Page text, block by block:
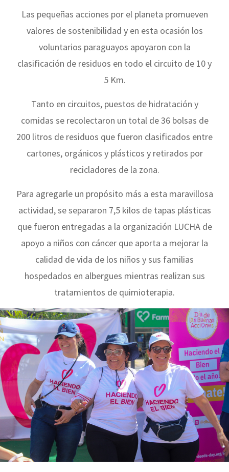
Las pequeñas acciones por el planeta promueven
valores de sostenibilidad y en esta ocasión los
voluntarios paraguayos apoyaron con la
clasificación de residuos en todo el circuito de 10 y
5 Km.
Tanto en circuitos, puestos de hidratación y
comidas se recolectaron un total de 36 bolsas de
200 litros de residuos que fueron clasificados entre
cartones, orgánicos y plásticos y retirados por
recicladores de la zona.
Para agregarle un propósito más a esta maravillosa
actividad, se separaron 7,5 kilos de tapas plásticas
que fueron entregadas a la organización LUCHA de
apoyo a niños con cáncer que aporta a mejorar la
calidad de vida de los niños y sus familias
hospedados en albergues mientras realizan sus
tratamientos de quimioterapia.